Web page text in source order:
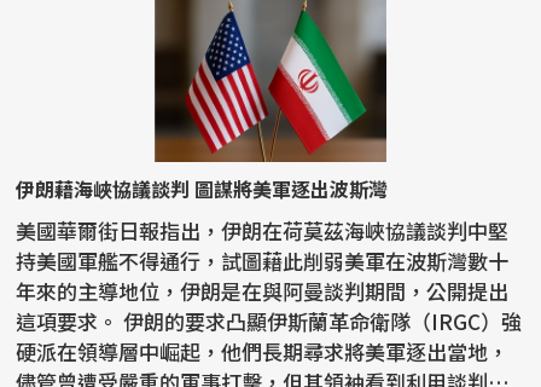
伊朗藉海峽協議談判 圖謀將美軍逐出波斯灣
美國華爾街日報指出，伊朗在荷莫茲海峽協議談判中堅
持美國軍艦不得通行，試圖藉此削弱美軍在波斯灣數十
年來的主導地位，伊朗是在與阿曼談判期間，公開提出
這項要求。 伊朗的要求凸顯伊斯蘭革命衛隊（IRGC）強
硬派在領導層中崛起，他們長期尋求將美軍逐出當地，